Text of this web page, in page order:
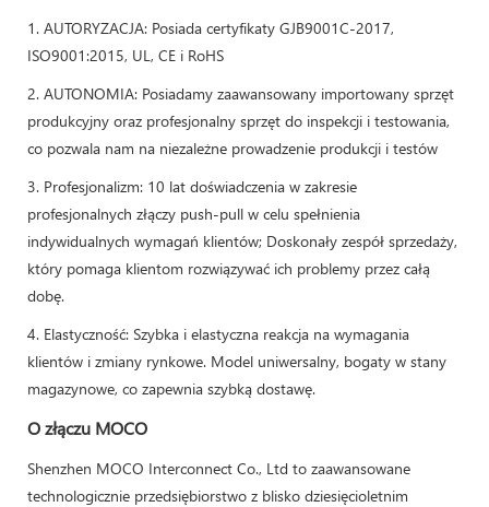
1. AUTORYZACJA: Posiada certyfikaty GJB9001C-2017,
ISO9001:2015, UL, CE i RoHS
2. AUTONOMIA: Posiadamy zaawansowany importowany sprzęt
produkcyjny oraz profesjonalny sprzęt do inspekcji i testowania,
co pozwala nam na niezależne prowadzenie produkcji i testów
3. Profesjonalizm: 10 lat doświadczenia w zakresie
profesjonalnych złączy push-pull w celu spełnienia
indywidualnych wymagań klientów; Doskonały zespół sprzedaży,
który pomaga klientom rozwiązywać ich problemy przez całą
dobę.
4. Elastyczność: Szybka i elastyczna reakcja na wymagania
klientów i zmiany rynkowe. Model uniwersalny, bogaty w stany
magazynowe, co zapewnia szybką dostawę.
O złączu MOCO
Shenzhen MOCO Interconnect Co., Ltd to zaawansowane
technologicznie przedsiębiorstwo z blisko dziesięcioletnim